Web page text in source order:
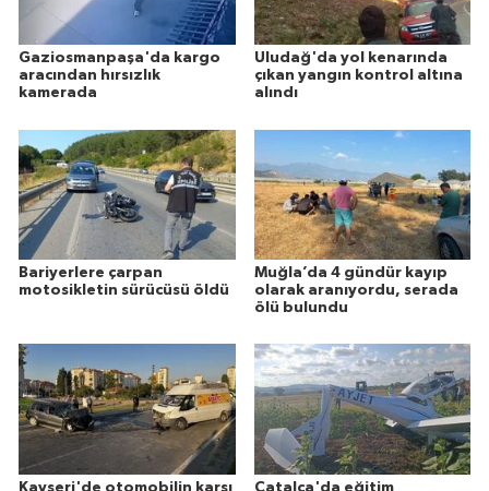
Gaziosmanpaşa'da kargo
aracından hırsızlık
kamerada
Uludağ'da yol kenarında
çıkan yangın kontrol altına
alındı
Bariyerlere çarpan
motosikletin sürücüsü öldü
Muğla’da 4 gündür kayıp
olarak aranıyordu, serada
ölü bulundu
Kayseri'de otomobilin karşı Çatalca'da eğitim